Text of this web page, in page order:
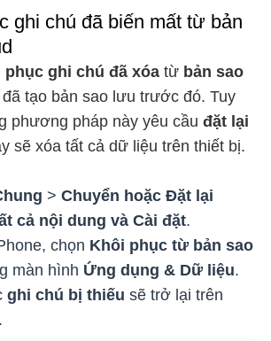
ghi chú đã biến mất từ bản
phục ghi chú đã xóa từ bản sao
đã tạo bản sao lưu trước đó. Tuy
phương pháp này yêu cầu đặt lại
sẽ xóa tất cả dữ liệu trên thiết bị.
> Chuyển hoặc Đặt lại
cả nội dung và Cài đặt.
chọn Khôi phục từ bản sao
màn hình Ứng dụng & Dữ liệu.
ghi chú bị thiếu sẽ trở lại trên